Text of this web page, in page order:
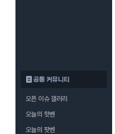
공통 커뮤니티
오픈 이슈 갤러리
오늘의 핫벤
오늘의 팟벤